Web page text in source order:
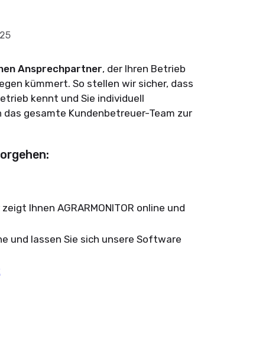
Ansprechpartner, der Ihren Betrieb
kümmert. So stellen wir sicher, dass
kennt und Sie individuell
gesamte Kundenbetreuer-Team zur
Ihnen AGRARMONITOR online und
und lassen Sie sich unsere Software